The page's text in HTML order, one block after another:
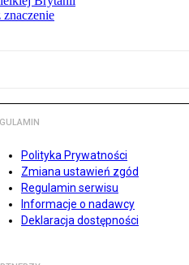
Polityka Prywatności
Zmiana ustawień zgód
Regulamin serwisu
Informacje o nadawcy
Deklaracja dostępności